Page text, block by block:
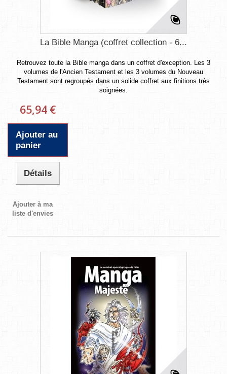
La Bible Manga (coffret collection - 6...
Retrouvez toute la Bible manga dans un coffret d'exception. Les 3
volumes de l'Ancien Testament et les 3 volumes du Nouveau
Testament sont regroupés dans un solide coffret aux finitions très
soignées.
65,94 €
Ajouter au
panier
Détails
Ajouter à ma
liste d'envies